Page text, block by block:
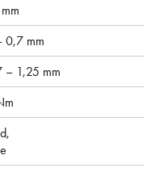
0,7 mm
– 1,25 mm